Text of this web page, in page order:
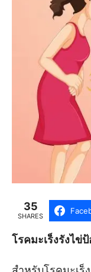
35
SHARES
โรคมะเร็งรังไข่